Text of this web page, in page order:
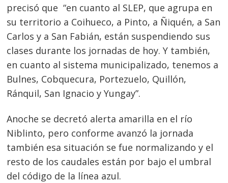
precisó que “en cuanto al SLEP, que agrupa en
su territorio a Coihueco, a Pinto, a Ñiquén, a San
Carlos y a San Fabián, están suspendiendo sus
clases durante los jornadas de hoy. Y también,
en cuanto al sistema municipalizado, tenemos a
Bulnes, Cobquecura, Portezuelo, Quillón,
Ránquil, San Ignacio y Yungay”.
Anoche se decretó alerta amarilla en el río
Niblinto, pero conforme avanzó la jornada
también esa situación se fue normalizando y el
resto de los caudales están por bajo el umbral
del código de la línea azul.